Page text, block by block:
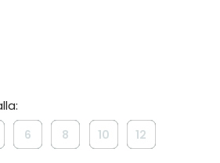
6 8 10 12